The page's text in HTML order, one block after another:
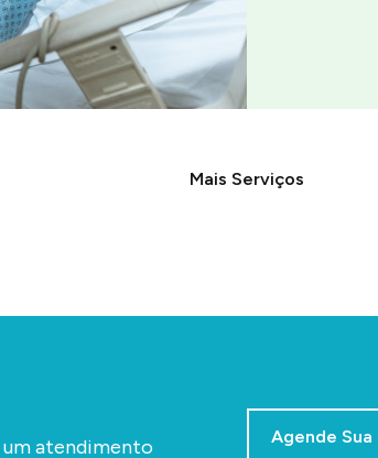
Mais Serviços
atendimento Agende Sua